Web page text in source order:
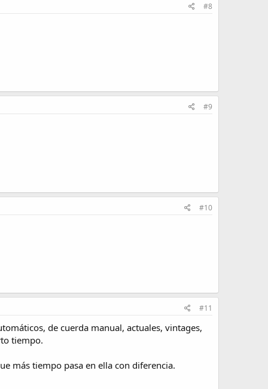
#8
#9
#10
#11
de cuerda manual, actuales, vintages,
tiempo.
más tiempo pasa en ella con diferencia.